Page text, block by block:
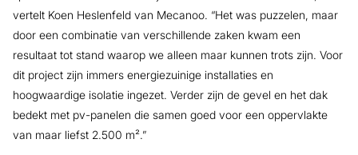
vertelt Koen Heslenfeld van Mecanoo. “Het was puzzelen, maar
door een combinatie van verschillende zaken kwam een
resultaat tot stand waarop we alleen maar kunnen trots zijn. Voor
dit project zijn immers energiezuinige installaties en
hoogwaardige isolatie ingezet. Verder zijn de gevel en het dak
bedekt met pv-panelen die samen goed voor een oppervlakte
van maar liefst 2.500 m².”